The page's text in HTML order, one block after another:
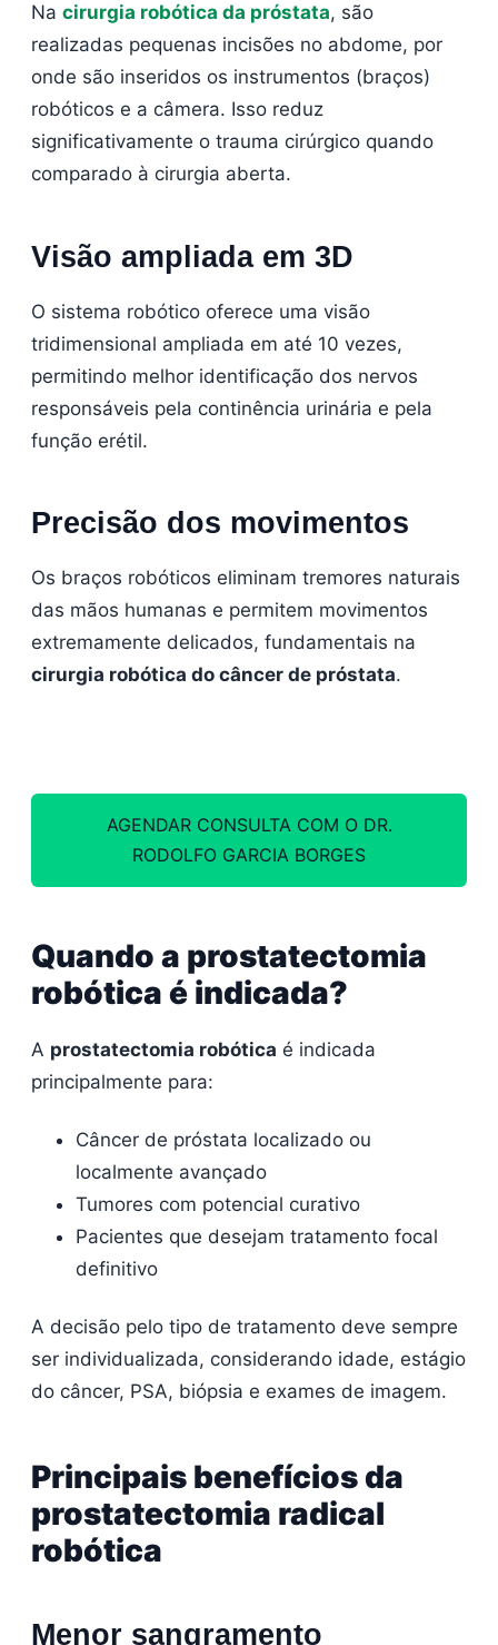
Na cirurgia robótica da próstata, são
realizadas pequenas incisões no abdome, por
onde são inseridos os instrumentos (braços)
robóticos e a câmera. Isso reduz
significativamente o trauma cirúrgico quando
comparado à cirurgia aberta.
Visão ampliada em 3D
O sistema robótico oferece uma visão
tridimensional ampliada em até 10 vezes,
permitindo melhor identificação dos nervos
responsáveis pela continência urinária e pela
função erétil.
Precisão dos movimentos
Os braços robóticos eliminam tremores naturais
das mãos humanas e permitem movimentos
extremamente delicados, fundamentais na
cirurgia robótica do câncer de próstata.
AGENDAR CONSULTA COM O DR.
RODOLFO GARCIA BORGES
Quando a prostatectomia
robótica é indicada?
A prostatectomia robótica é indicada
principalmente para:
Câncer de próstata localizado ou
localmente avançado
Tumores com potencial curativo
Pacientes que desejam tratamento focal
definitivo
A decisão pelo tipo de tratamento deve sempre
ser individualizada, considerando idade, estágio
do câncer, PSA, biópsia e exames de imagem.
Principais benefícios da
prostatectomia radical
robótica
Menor sangramento